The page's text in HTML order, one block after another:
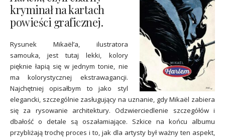
kryminał na kartach
powieści graficznej.
Rysunek Mikaël’a, ilustratora
samouka, jest tutaj lekki, kolory
pięknie łapią się w jednym tonie, nie
ma kolorystycznej ekstrawagancji.
Najchętniej opisałbym to jako styl
elegancki, szczególnie zasługujący na uznanie, gdy Mikaël zabiera
się za rysowanie architektury. Odzwierciedlenie szczegółów i
dbałość o detale są oszałamiające. Szkice na końcu albumu
przybliżają trochę proces i to, jak dla artysty był ważny ten aspekt,